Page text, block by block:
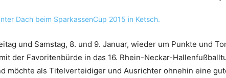
und Samstag, 8. und 9. Januar, wieder um Punkte und
der Favoritenbürde in das 16. Rhein-Neckar-
möchte als Titelverteidiger und Ausrichter ohnehin eine